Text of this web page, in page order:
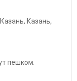
, Казань,
пешком.